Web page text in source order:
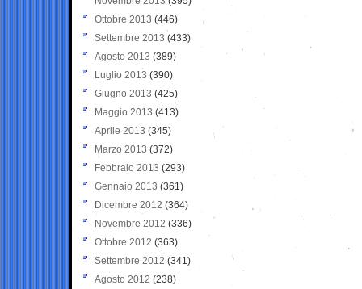
Ottobre 2013 (446)
Settembre 2013 (433)
Agosto 2013 (389)
Luglio 2013 (390)
Giugno 2013 (425)
Maggio 2013 (413)
Aprile 2013 (345)
Marzo 2013 (372)
Febbraio 2013 (293)
Gennaio 2013 (361)
Dicembre 2012 (364)
Novembre 2012 (336)
Ottobre 2012 (363)
Settembre 2012 (341)
Agosto 2012 (238)